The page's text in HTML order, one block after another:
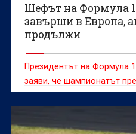
Шефът на Формула
завърши в Европа,
продължи
Президентът на Формула
заяви, че шампионатът
Европа, ако конфликтът в
невъзможно